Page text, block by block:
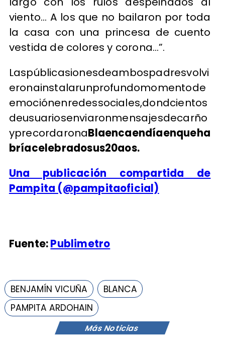
Más Noticias
viento… A los que no bailaron por toda
la casa con una princesa de cuento
vestida de colores y corona…”.
Laspúblicasionesdeambospadresvolvi
eronainstalarunprofundomomentode
emociónenredessociales,dondcientos
deusuariosenviaronmensajesdecarño
yprecordaronaBlaencaendíaenqueha
bríacelebradosus20aos.
Una publicación compartida de
Pampita (@pampitaoficial)
Fuente:Publimetro
BENJAMÍN VICUÑA
BLANCA
PAMPITA ARDOHAIN